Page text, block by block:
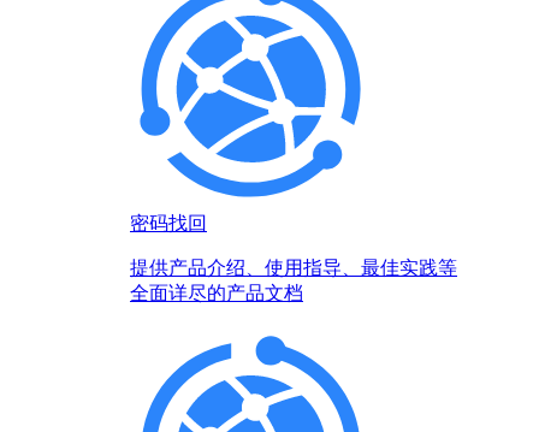
密码找回
提供产品介绍、使用指导、最佳实践等
全面详尽的产品文档